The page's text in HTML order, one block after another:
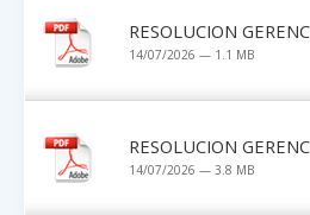
RESOLUCION
14/07/2026 — 1.1 MB
RESOLUCION
14/07/2026 — 3.8 MB